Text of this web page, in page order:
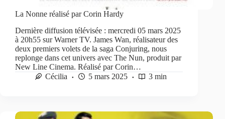
La Nonne réalisé par Corin Hardy
Dernière diffusion télévisée : mercredi 05 mars 2025
à 20h55 sur Warner TV. James Wan, réalisateur des
deux premiers volets de la saga Conjuring, nous
replonge dans cet univers avec The Nun, produit par
New Line Cinema. Réalisé par Corin…
Cécilia
5 mars 2025 3 min